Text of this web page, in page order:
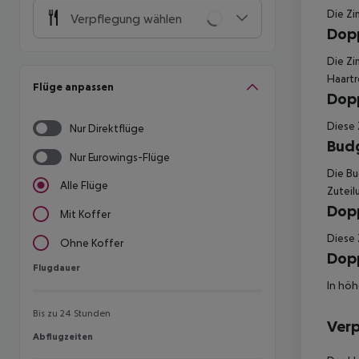
Verpflegung wählen
Flüge anpassen
Nur Direktflüge
Nur Eurowings-Flüge
Alle Flüge
Mit Koffer
Ohne Koffer
Flugdauer
Flugdauer
Bis zu 24 Stunden
Abflugzeiten
Abflugzeiten
Die
Die
Diese
Die
Diese
In